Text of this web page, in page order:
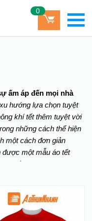
0
ấm áp đến mọi nhà
hướng lựa chọn tuyệt
khí tết thêm tuyệt vời
những cách thể hiện
một cách đơn giản
được một mẫu áo tết
đến ngay
mẫu, đảm bảo bạn sẽ
tết tràn niềm vui
tất cả mọi công việc lại